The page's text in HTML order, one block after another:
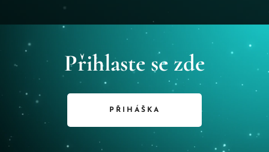
Přihlaste se zde
PŘIHÁŠKA